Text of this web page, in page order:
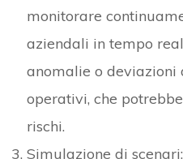
monitorare
aziendali in tempo
anomalie o
operativi, che
rischi.
Simulazione di